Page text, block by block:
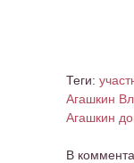
Теги:
Агашкин
Агашкин
В